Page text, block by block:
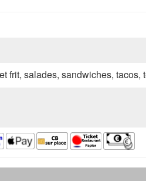
frit, salades, sandwiches, tacos,